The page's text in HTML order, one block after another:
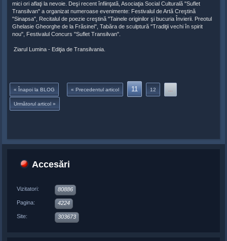
mici ori aflaţi la nevoie. Deşi recent înfiinţată, Asociaţia Social Culturală "Suflet
Transilvan" a organizat numeroase evenimente: Festivalul de Artă Creştină
"Sinapsa", Recitalul de poezie creştină "Tainele originilor şi bucuria Învierii. Preotul
Ghelasie Gheorghe de la Frăsinei", Tabăra de sculptură "Tradiţii vechi în spirit
nou", Festivalul Concurs "Suflet Transilvan".
Ziarul Lumina - Ediţia de Transilvania.
« Înapoi la BLOG « Precedentul articol 11 12
Următorul articol »
Accesări
Vizitatori: 80886
Pagina: 4224
Site: 303673